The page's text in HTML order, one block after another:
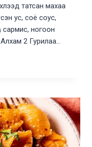
татсан махаа
ус, соё соус,
сармис, ногоон
2 Гурилаа…